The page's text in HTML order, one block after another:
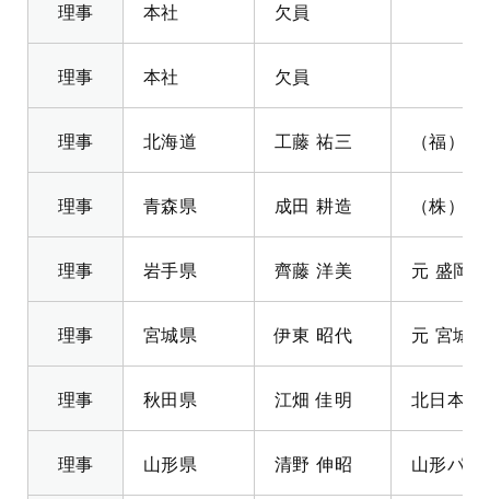
理事 本社 欠員
理事 本社 欠員
理事 北海道 工藤 祐三 （福）
理事 青森県 成田 耕造 （株）
理事 岩手県 齊藤 洋美 元 盛岡
理事 宮城県 伊東 昭代 元 宮城
理事 秋田県 江畑 佳明 北日本コ
理事 山形県 清野 伸昭 山形パナ